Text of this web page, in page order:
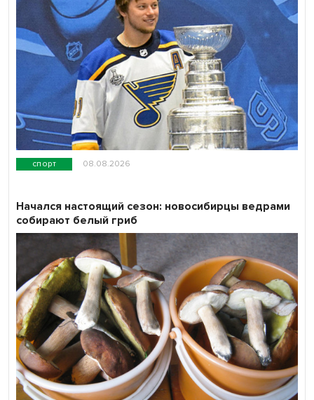
спорт 08.08.2026
Начался настоящий сезон: новосибирцы ведрами
собирают белый гриб